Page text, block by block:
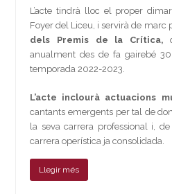
L’acte tindrà lloc el proper
Foyer del Liceu, i servirà de marc
dels Premis de la Crítica,
anualment des de fa gairebé
temporada 2022-2023.
L’acte inclourà actuacions
cantants emergents per tal de
la seva carrera professional i, de
carrera operística ja consolidada.
Llegir més